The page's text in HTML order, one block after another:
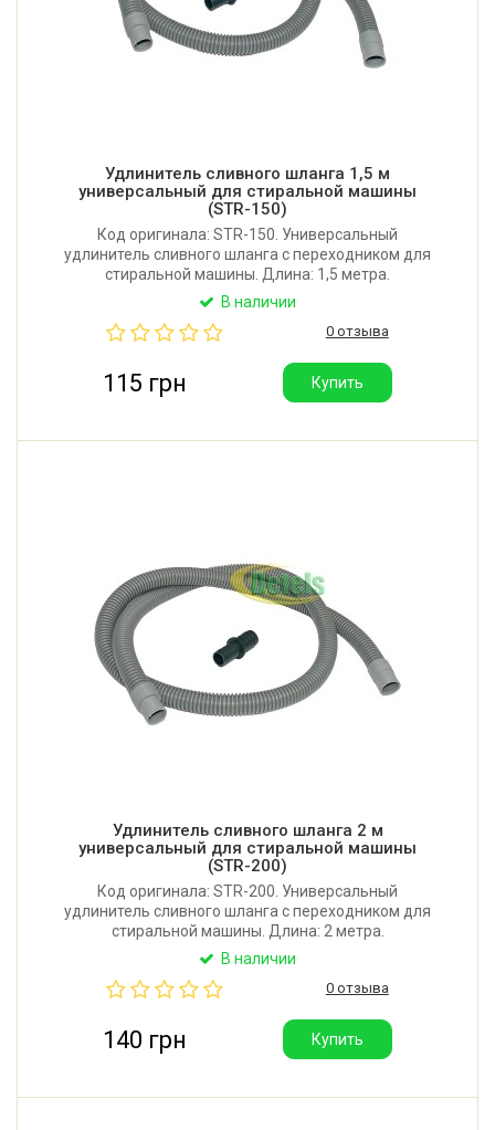
Удлинитель сливного шланга 1,5 м
универсальный для стиральной машины
(STR-150)
Код оригинала: STR-150. Универсальный
удлинитель сливного шланга с переходником для
стиральной машины. Длина: 1,5 метра.
Соединительный диаметр концевых элементов: 19-
+95°C. Материал: полипропилен. Производитель:
В наличии
0 отзыва
115 грн Купить
Удлинитель сливного шланга 2 м
универсальный для стиральной машины
(STR-200)
Код оригинала: STR-200. Универсальный
удлинитель сливного шланга с переходником для
стиральной машины. Длина: 2 метра.
Соединительный диаметр концевых элементов: 19-
+95°C. Материал: полипропилен. Производитель:
В наличии
0 отзыва
140 грн Купить